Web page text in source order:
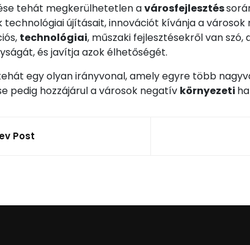
tehát megkerülhetetlen avárosfejlesztés
technológiai újításait, innovációt kívánja a
technológiai, műszaki fejlesztésekről van szó,
és javítja azok élhetőségét.
egy olyan irányvonal, amely egyre több
pedig hozzájárul a városok negatív környezeti
Post